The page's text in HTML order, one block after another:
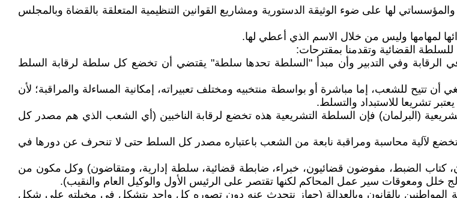
لها على ضوء الوثيقة الدستورية ومشاريع القوانين التنظيمية المتعلقة بالقضاة وبالمجلس
لمهامها وليس من خلال الاسم الذي أعطي لها.
للسلطة القضائية وتقدمنا بمقترحات:
في الرقابة وفي التدبير وأن مبدأ "السلطة تحدها سلطة" يقتضي أن تخضع كل سلطة لرقابة السلط
للشعب، إما مباشرة أو بواسطة منتخبيه ومختلف تعبيراته، إمكانية المساءلة والمراقبة؛ لأن
تشريعا للاستبداد والتسلط.
(البرلمان) فإن السلطة التشريعية هذه تخضع لرقابة الناخبين (أي الشعب الذي هم مصدر كل
لآلية محاسبة ومراقبة نابعة من الشعب باعتباره مصدر كل السلط حتى لا تنحرف عن دورها في
كتاب الضبط، مفوضون قضائيون، خبراء، ضابطة قضائية، سلطة إدارية، ومتقاضون) وكل مكون من
خلل ومعوقات سير عمل المحاكم لكنها تقتصر على الرئيس الأول والوكيل العام والنقيب).
المواطنين بالقانون وبالعدالة (جهاز نتحدث عنه دون تصوره كل واحد يتشكل في مخيلته على شكل